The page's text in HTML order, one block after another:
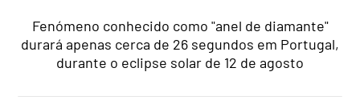
Fenómeno conhecido como "anel de diamante"
durará apenas cerca de 26 segundos em Portugal,
durante o eclipse solar de 12 de agosto